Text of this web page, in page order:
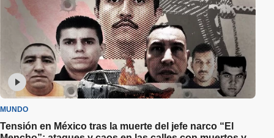
MUNDO
Tensión en México tras la muerte del jefe narco “El